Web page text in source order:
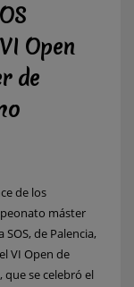
Open
de
de los
máster
de Palencia,
VI Open de
que se celebró el